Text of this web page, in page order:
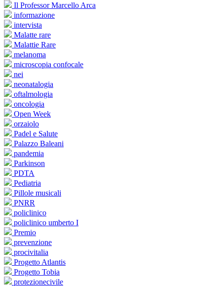
Il Professor Marcello Arca
informazione
intervista
Malatte rare
Malattie Rare
melanoma
microscopia confocale
nei
neonatalogia
oftalmologia
oncologia
Open Week
orzaiolo
Padel e Salute
Palazzo Baleani
pandemia
Parkinson
PDTA
Pediatria
Pillole musicali
PNRR
policlinico
policlinico umberto I
Premio
prevenzione
procivitalia
Progetto Atlantis
Progetto Tobia
protezionecivile